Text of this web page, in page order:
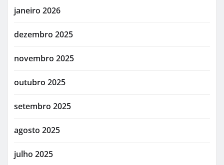
janeiro 2026
dezembro 2025
novembro 2025
outubro 2025
setembro 2025
agosto 2025
julho 2025